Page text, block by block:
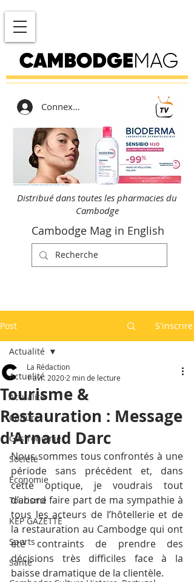
Connexion
Distribué dans toutes les pharmacies du
Cambodge
Cambodge Mag in English
Post S'inscrire
Actualité
Actualité
Culture
Gastronomie
Société
Economie
Tourisme
KEP GAZETTE
Sports
Santé
Actualité
Tourisme &
Restauration : Message
d'Arnaud Darc
La Rédaction
1 avr. 2020 2 min de lecture
Nous sommes tous confrontés à une
période sans précédent et, dans
cette optique, je voudrais tout
d’abord faire part de ma sympathie à
tous les acteurs de l’hôtellerie et de
la restauration au Cambodge qui ont
été contraints de prendre des
décisions très difficiles face à la
baisse dramatique de la clientèle.